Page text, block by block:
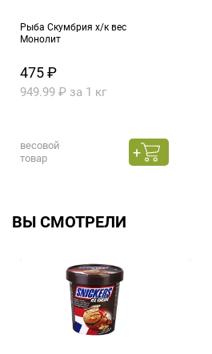
Рыба Скумбрия х/к вес
Монолит
475 ₽
949.99 ₽ за 1 кг
весовой
товар
ВЫ СМОТРЕЛИ